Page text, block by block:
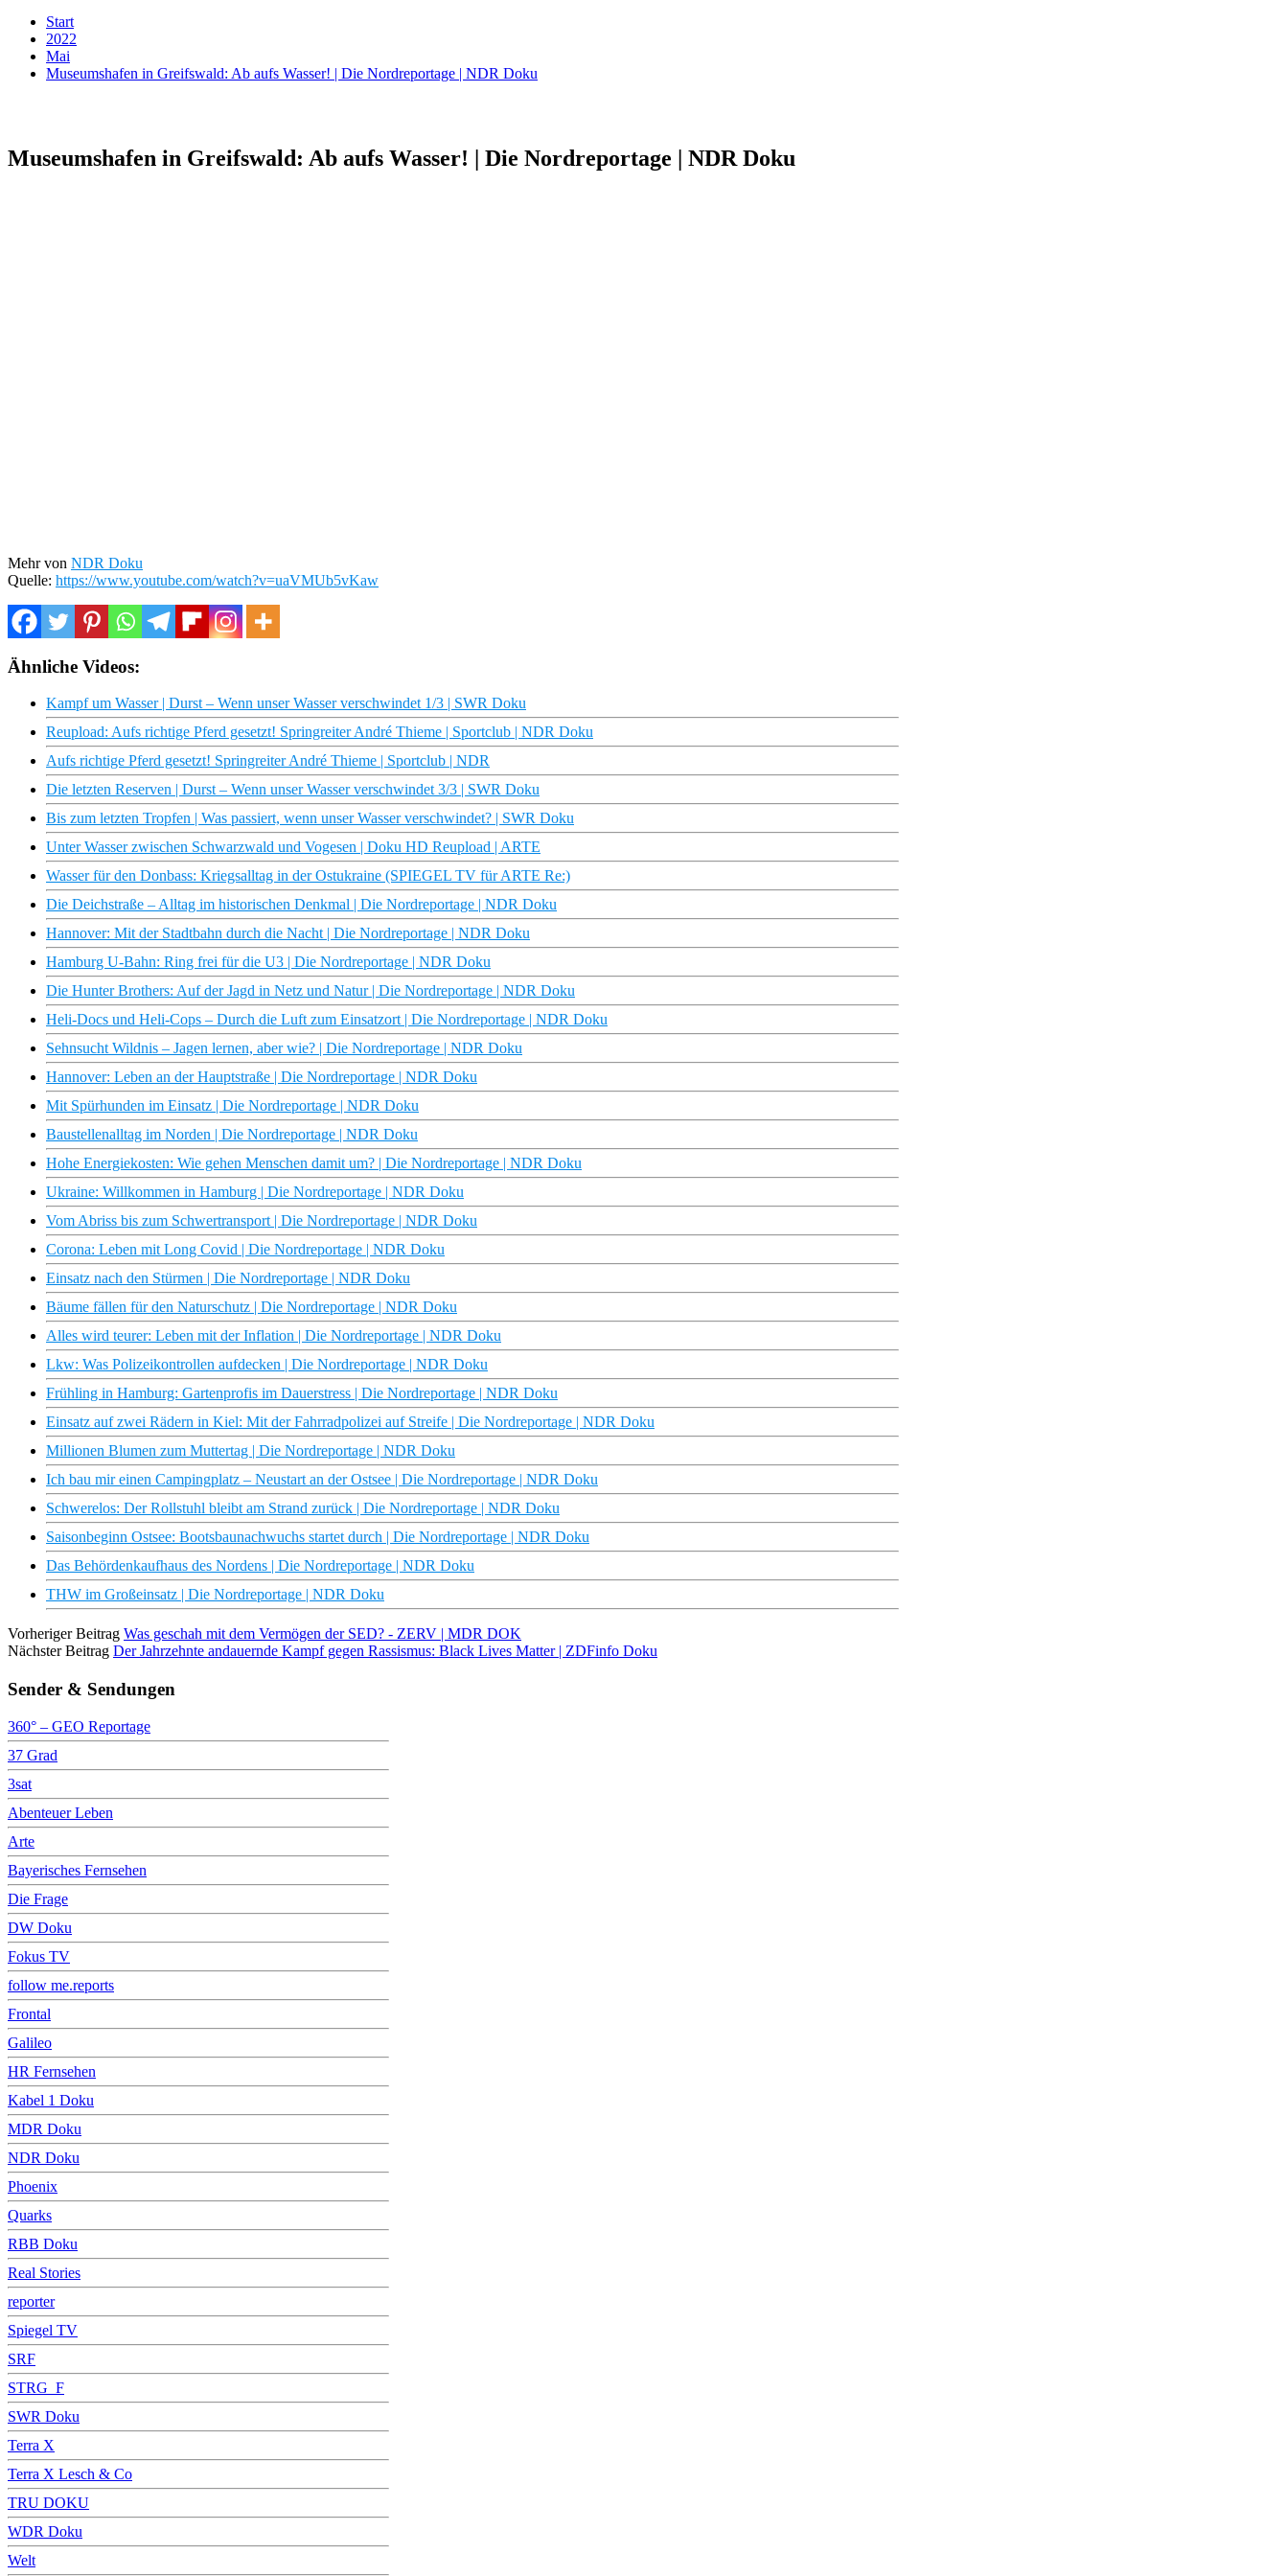
Start
2022
Mai
Museumshafen in Greifswald: Ab aufs Wasser! | Die Nordreportage | NDR Doku
Museumshafen in Greifswald: Ab aufs Wasser! | Die Nordreportage | NDR Doku
Mehr von NDR Doku
Quelle: https://www.youtube.com/watch?v=uaVMUb5vKaw
Ähnliche Videos:
Kampf um Wasser | Durst – Wenn unser Wasser verschwindet 1/3 | SWR Doku
Reupload: Aufs richtige Pferd gesetzt! Springreiter André Thieme | Sportclub | NDR Doku
Aufs richtige Pferd gesetzt! Springreiter André Thieme | Sportclub | NDR
Die letzten Reserven | Durst – Wenn unser Wasser verschwindet 3/3 | SWR Doku
Bis zum letzten Tropfen | Was passiert, wenn unser Wasser verschwindet? | SWR Doku
Unter Wasser zwischen Schwarzwald und Vogesen | Doku HD Reupload | ARTE
Wasser für den Donbass: Kriegsalltag in der Ostukraine (SPIEGEL TV für ARTE Re:)
Die Deichstraße – Alltag im historischen Denkmal | Die Nordreportage | NDR Doku
Hannover: Mit der Stadtbahn durch die Nacht | Die Nordreportage | NDR Doku
Hamburg U-Bahn: Ring frei für die U3 | Die Nordreportage | NDR Doku
Die Hunter Brothers: Auf der Jagd in Netz und Natur | Die Nordreportage | NDR Doku
Heli-Docs und Heli-Cops – Durch die Luft zum Einsatzort | Die Nordreportage | NDR Doku
Sehnsucht Wildnis – Jagen lernen, aber wie? | Die Nordreportage | NDR Doku
Hannover: Leben an der Hauptstraße | Die Nordreportage | NDR Doku
Mit Spürhunden im Einsatz | Die Nordreportage | NDR Doku
Baustellenalltag im Norden | Die Nordreportage | NDR Doku
Hohe Energiekosten: Wie gehen Menschen damit um? | Die Nordreportage | NDR Doku
Ukraine: Willkommen in Hamburg | Die Nordreportage | NDR Doku
Vom Abriss bis zum Schwertransport | Die Nordreportage | NDR Doku
Corona: Leben mit Long Covid | Die Nordreportage | NDR Doku
Einsatz nach den Stürmen | Die Nordreportage | NDR Doku
Bäume fällen für den Naturschutz | Die Nordreportage | NDR Doku
Alles wird teurer: Leben mit der Inflation | Die Nordreportage | NDR Doku
Lkw: Was Polizeikontrollen aufdecken | Die Nordreportage | NDR Doku
Frühling in Hamburg: Gartenprofis im Dauerstress | Die Nordreportage | NDR Doku
Einsatz auf zwei Rädern in Kiel: Mit der Fahrradpolizei auf Streife | Die Nordreportage | NDR Doku
Millionen Blumen zum Muttertag | Die Nordreportage | NDR Doku
Ich bau mir einen Campingplatz – Neustart an der Ostsee | Die Nordreportage | NDR Doku
Schwerelos: Der Rollstuhl bleibt am Strand zurück | Die Nordreportage | NDR Doku
Saisonbeginn Ostsee: Bootsbaunachwuchs startet durch | Die Nordreportage | NDR Doku
Das Behördenkaufhaus des Nordens | Die Nordreportage | NDR Doku
THW im Großeinsatz | Die Nordreportage | NDR Doku
Vorheriger Beitrag Was geschah mit dem Vermögen der SED? - ZERV | MDR DOK
Nächster Beitrag Der Jahrzehnte andauernde Kampf gegen Rassismus: Black Lives Matter | ZDFinfo Doku
Sender & Sendungen
360° – GEO Reportage
37 Grad
3sat
Abenteuer Leben
Arte
Bayerisches Fernsehen
Die Frage
DW Doku
Fokus TV
follow me.reports
Frontal
Galileo
HR Fernsehen
Kabel 1 Doku
MDR Doku
NDR Doku
Phoenix
Quarks
RBB Doku
Real Stories
reporter
Spiegel TV
SRF
STRG_F
SWR Doku
Terra X
Terra X Lesch & Co
TRU DOKU
WDR Doku
Welt